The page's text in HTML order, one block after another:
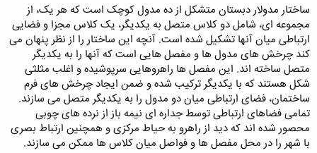
ساختار مدولار دبستان متشکل از ده مدول کوچک است که هر یک، از
مجموعه ای، شامل دو کلاس متصل به یکدیگر، یک کلاس مجزا و فضایی
ارتباطی میان آنها تشکیل شده است. آنچه این ساختار را از نظر پنهان می
کند چرخش های مدول ها و مفصل هایی است که آنها را به یکدیگر
متصل ساخته اند. این مفصل ها راهروهایی سرپوشیده و اغلب مثلثی
شکل هستند که با یکدیگر ترکیب شده و ضمن ایجاد چرخش های فرم
ساختمان، فضای ارتباطی میان دو مدول را به یکدیگر متصل می سازند.
تمامی فضاهای ارتباطی توسط جداره ای نیمه باز از نرده های چوبی
محصور شده اند که دید از راهرو به حیاط مرکزی و همچنین ارتباط بصری
با شهر را در محل مفصل ها و فواصل میان کلاس ها ممکن می سازند.